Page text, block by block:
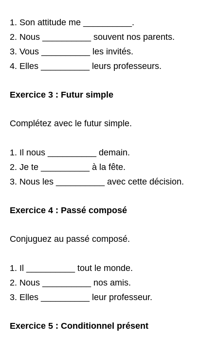
Son attitude me __________.
Nous __________ souvent nos parents.
Vous __________ les invités.
Elles __________ leurs professeurs.
Exercice 3 : Futur simple
Complétez avec le futur simple.
Il nous __________ demain.
Je te __________ à la fête.
Nous les __________ avec cette décision.
Exercice 4 : Passé composé
Conjuguez au passé composé.
Il __________ tout le monde.
Nous __________ nos amis.
Elles __________ leur professeur.
Exercice 5 : Conditionnel présent